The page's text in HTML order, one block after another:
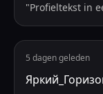
"Profieltekst in
5 dagen geleden